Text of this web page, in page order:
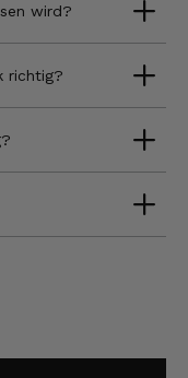
wird?
richtig?